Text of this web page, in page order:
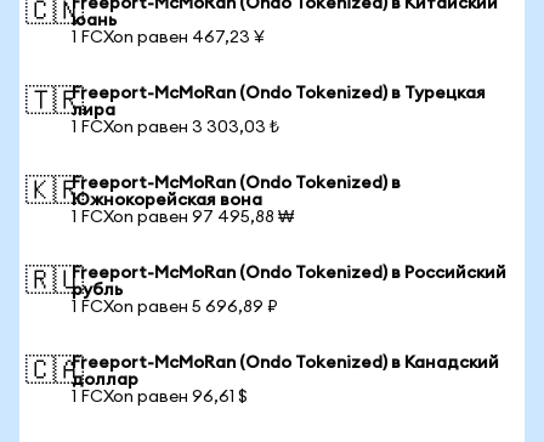
🇨🇳Freeport-McMoRan (Ondo Tokenized) в Китайский
юань
1 FCXon равен 467,23 ¥
🇹🇷Freeport-McMoRan (Ondo Tokenized) в Турецкая
лира
1 FCXon равен 3 303,03 ₺
🇰🇷Freeport-McMoRan (Ondo Tokenized) в
Южнокорейская вона
1 FCXon равен 97 495,88 ₩
🇷🇺Freeport-McMoRan (Ondo Tokenized) в Российский
рубль
1 FCXon равен 5 696,89 ₽
🇨🇦Freeport-McMoRan (Ondo Tokenized) в Канадский
доллар
1 FCXon равен 96,61 $